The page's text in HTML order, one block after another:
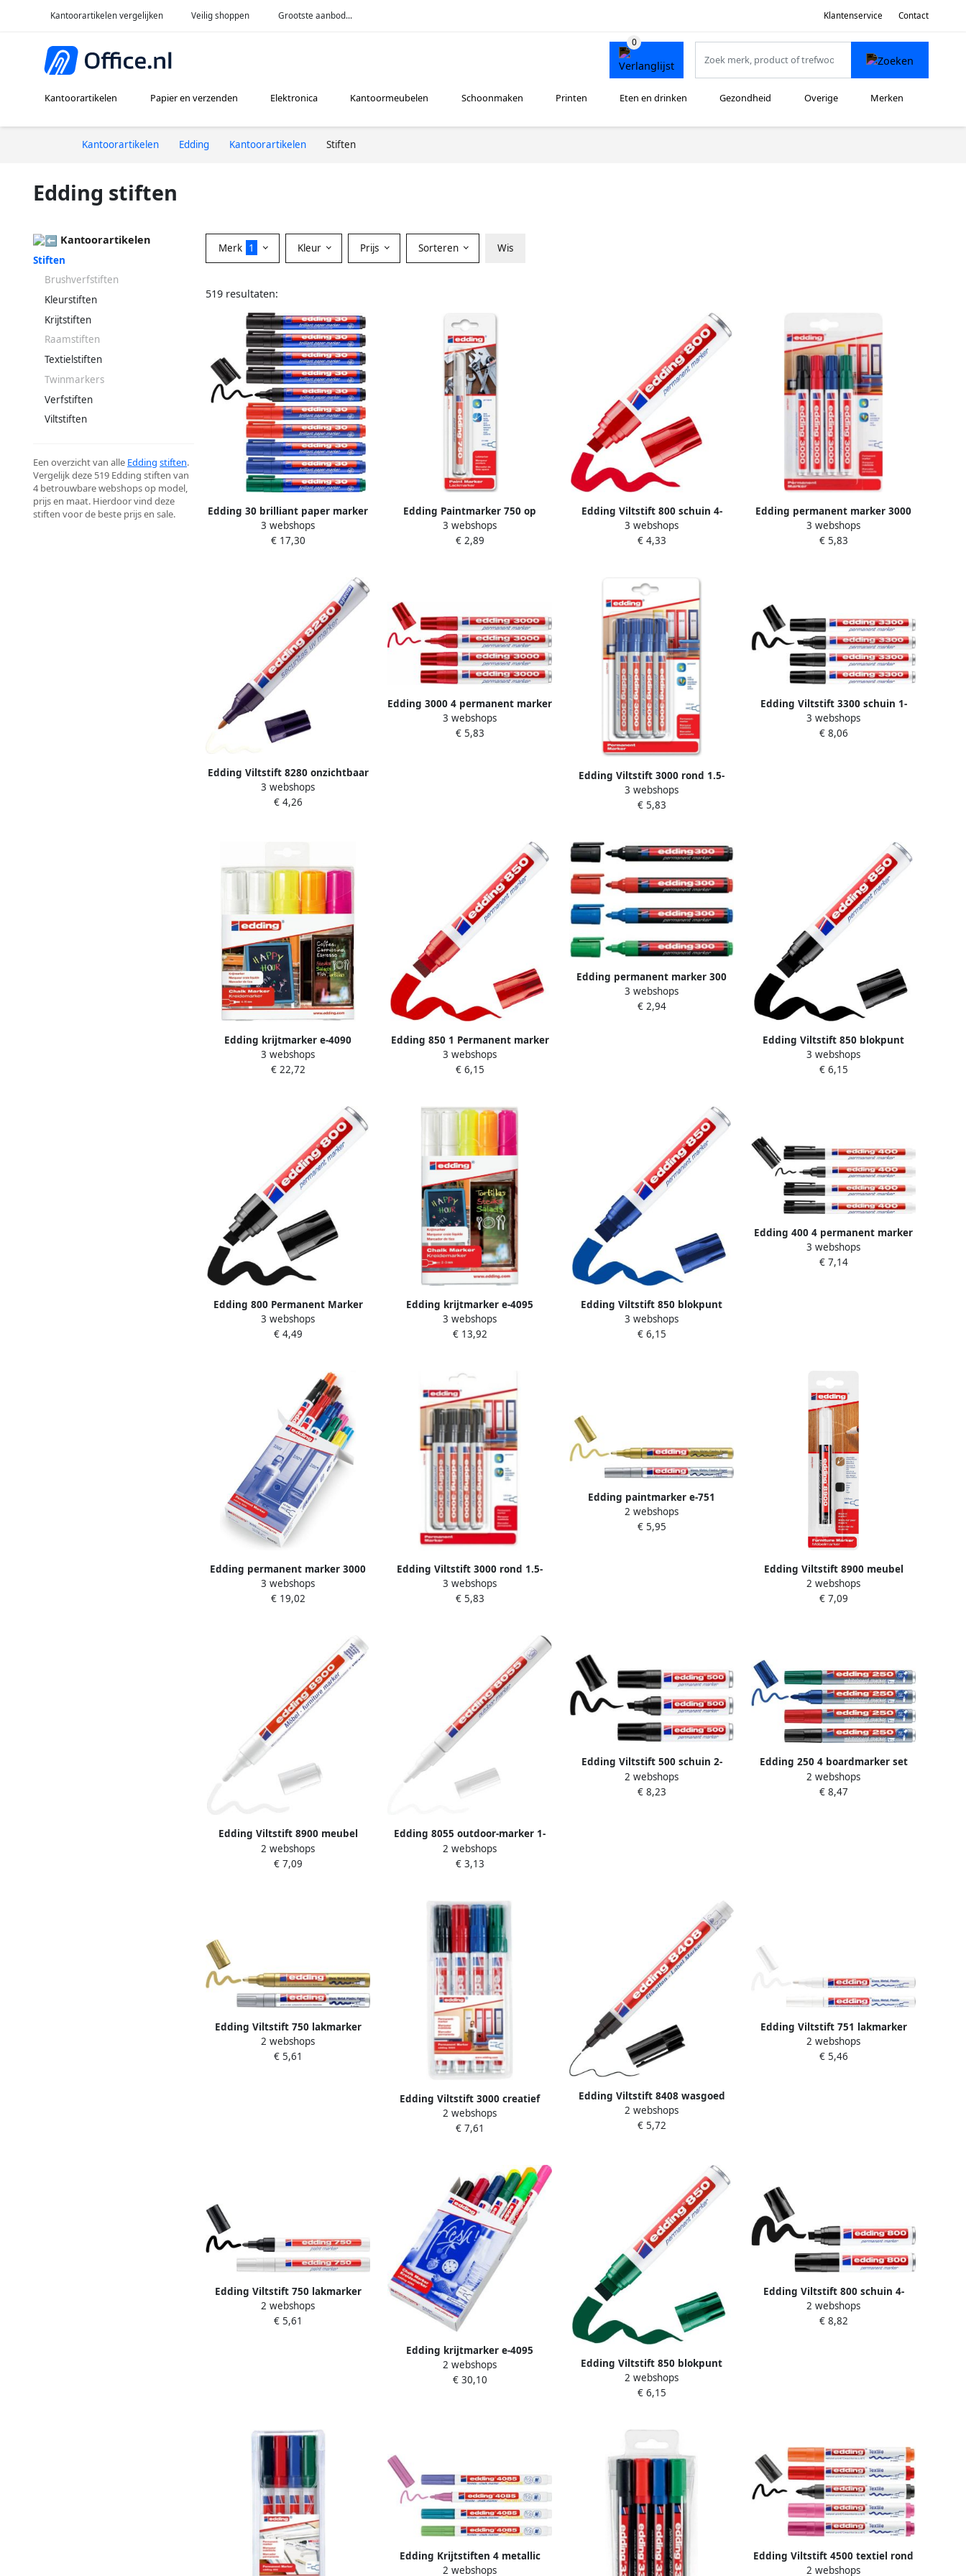
Kantoorartikelen vergelijken Veilig shoppen Grootste aanbod... Klantenservice Contact
Kantoorartikelen Papier en verzenden Elektronica Kantoormeubelen Schoonmaken Printen Eten en drinken Gezondheid Overige Merken
Kantoorartikelen Edding Kantoorartikelen Stiften
Edding stiften
Kantoorartikelen
Stiften
Brushverfstiften
Kleurstiften
Krijtstiften
Raamstiften
Textielstiften
Twinmarkers
Verfstiften
Viltstiften
Een overzicht van alle Edding stiften.
Vergelijk deze 519 Edding stiften van
4 betrouwbare webshops op model,
prijs en maat. Hierdoor vind deze
stiften voor de beste prijs en sale.
Merk 1 Kleur Prijs Sorteren Wis
519 resultaten:
Edding 30 brilliant paper marker
assorti ronde punt 1 5-3 mm doos
10 stuks
3 webshops
€ 17,30
Edding Paintmarker 750 op
oliebasis 2-4mm wit blisterà 1
stuk
3 webshops
€ 2,89
Edding Viltstift 800 schuin 4-
12mm rood
3 webshops
€ 4,33
Edding permanent marker 3000
blister van 4 stuks in
geassorteerde kleuren
3 webshops
€ 5,83
Edding Viltstift 8280 onzichtbaar
rond 1.5-3mm UV blisterà 1 stuk
3 webshops
€ 4,26
Edding 3000 4 permanent marker
blister rood 4 stuks 1 5-3mm
3 webshops
€ 5,83
Edding Viltstift 3000 rond 1.5-
3mm blauw blisterà 4 stuks
3 webshops
€ 5,83
Edding Viltstift 3300 schuin 1-
5mm zwart blister Ã 4 stuks
3 webshops
€ 8,06
Edding krijtmarker e-4090
schuine punt etui van 5 stuks: 2
x wit 1 x geel 1 x oranje en 1 x
3 webshops
€ 22,72
Edding 850 1 Permanent marker
rood beitelvormige punt 5-16 mm
blister
3 webshops
€ 6,15
Edding permanent marker 300
blister met 4 stuks in
geassorteerde kleuren
3 webshops
€ 2,94
Edding Viltstift 850 blokpunt
zwart 5-16mm
3 webshops
€ 6,15
Edding 800 Permanent Marker
Blister van 1 zwart Alcoholstift
3 webshops
€ 4,49
Edding krijtmarker e-4095
geassorteerde kleuren etui van 5
stuks
3 webshops
€ 13,92
Edding Viltstift 850 blokpunt
blauw 5-16mm
3 webshops
€ 6,15
Edding 400 4 permanent marker
blister zwart 4 stuks 1mm
3 webshops
€ 7,14
Edding permanent marker 3000
doos van 10 stuks in
geassorteerde kleuren
3 webshops
€ 19,02
Edding Viltstift 3000 rond 1.5-
3mm zwart blisterà 4 stuks
3 webshops
€ 5,83
Edding paintmarker e-751
Professional blister van 2 stuks
goud en zilver
2 webshops
€ 5,95
Edding Viltstift 8900 meubel
rond 1.5-2mm zwart blisterà 1
stuk
2 webshops
€ 7,09
Edding Viltstift 8900 meubel
rond 1.5-2mm spierwit blisterà 1
stuk
2 webshops
€ 7,09
Edding 8055 outdoor-marker 1-
2mm ronde punt wit per stuk in
blisterverpakking
2 webshops
€ 3,13
Edding Viltstift 500 schuin 2-
7mm zwart blisterà 3 stuks
2 webshops
€ 8,23
Edding 250 4 boardmarker set
assorti 4 stuks: zwart rood blauw
groen 1 5-3mm
2 webshops
€ 8,47
Edding Viltstift 750 lakmarker
rond 2-4mm goud en zilver
blister Ã 2 stuks
2 webshops
€ 5,61
Edding Viltstift 3000 creatief
rond 1.5-3mm assorti blister Ã 4
stuks
2 webshops
€ 7,61
Edding Viltstift 8408 wasgoed
rond 1mm zwart blister Ã 1 stuk
2 webshops
€ 5,72
Edding Viltstift 751 lakmarker
rond 1 2mm blister à 2 stuks wit
2 webshops
€ 5,46
Edding Viltstift 750 lakmarker
rond 2-4mm wit en zwart blister
Ã 2 stuks
2 webshops
€ 5,61
Edding krijtmarker e-4095
geassorteerde kleuren doos van
10 stuks
2 webshops
€ 30,10
Edding Viltstift 850 blokpunt
groen 5-16mm
2 webshops
€ 6,15
Edding Viltstift 800 schuin 4-
12mm zwart blister Ã 2 stuks
2 webshops
€ 8,82
Edding Krijtstiften 4 metallic
krijtmarkers Ronde punt van 1-2
2 webshops
Edding Viltstift 4500 textiel rond
2-3mm warm assorti blister a1 5
2 webshops